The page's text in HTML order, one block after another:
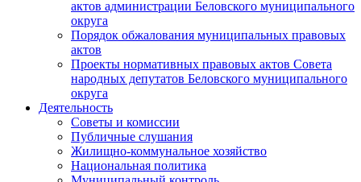
актов администрации Беловского муниципального
округа
Порядок обжалования муниципальных правовых
актов
Проекты нормативных правовых актов Совета
народных депутатов Беловского муниципального
округа
Деятельность
Советы и комиссии
Публичные слушания
Жилищно-коммунальное хозяйство
Национальная политика